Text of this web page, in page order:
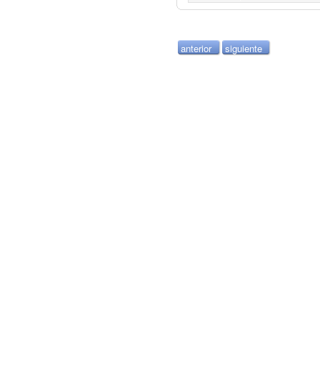
anterior siguiente